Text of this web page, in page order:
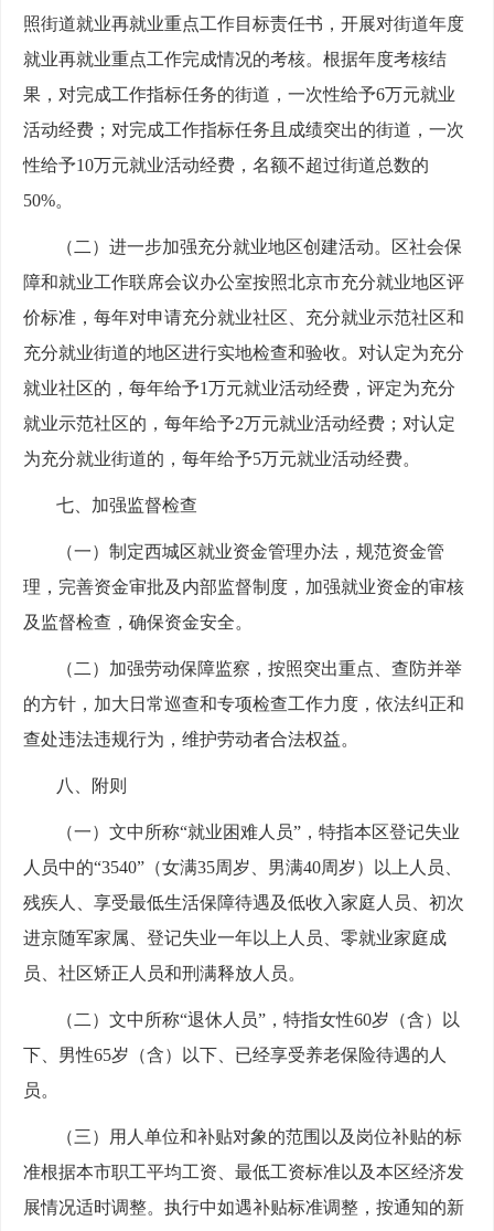
照街道就业再就业重点工作目标责任书，开展对街道年度
就业再就业重点工作完成情况的考核。根据年度考核结
果，对完成工作指标任务的街道，一次性给予6万元就业
活动经费；对完成工作指标任务且成绩突出的街道，一次
性给予10万元就业活动经费，名额不超过街道总数的
50%。
（二）进一步加强充分就业地区创建活动。区社会保
障和就业工作联席会议办公室按照北京市充分就业地区评
价标准，每年对申请充分就业社区、充分就业示范社区和
充分就业街道的地区进行实地检查和验收。对认定为充分
就业社区的，每年给予1万元就业活动经费，评定为充分
就业示范社区的，每年给予2万元就业活动经费；对认定
为充分就业街道的，每年给予5万元就业活动经费。
七、加强监督检查
（一）制定西城区就业资金管理办法，规范资金管
理，完善资金审批及内部监督制度，加强就业资金的审核
及监督检查，确保资金安全。
（二）加强劳动保障监察，按照突出重点、查防并举
的方针，加大日常巡查和专项检查工作力度，依法纠正和
查处违法违规行为，维护劳动者合法权益。
八、附则
（一）文中所称“就业困难人员”，特指本区登记失业
人员中的“3540”（女满35周岁、男满40周岁）以上人员、
残疾人、享受最低生活保障待遇及低收入家庭人员、初次
进京随军家属、登记失业一年以上人员、零就业家庭成
员、社区矫正人员和刑满释放人员。
（二）文中所称“退休人员”，特指女性60岁（含）以
下、男性65岁（含）以下、已经享受养老保险待遇的人
员。
（三）用人单位和补贴对象的范围以及岗位补贴的标
准根据本市职工平均工资、最低工资标准以及本区经济发
展情况适时调整。执行中如遇补贴标准调整，按通知的新